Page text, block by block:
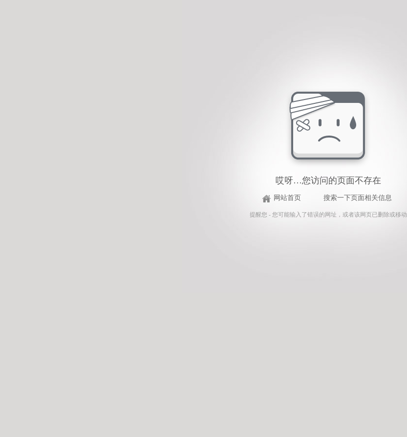
哎呀…您访问的页面不存在
网站首页 搜索一下页面相关信息
提醒您 - 您可能输入了错误的网址，或者该网页已删除或移动